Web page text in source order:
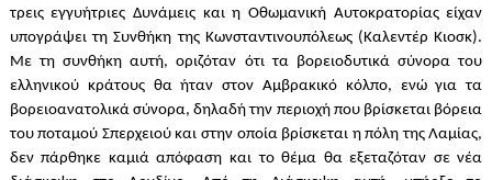
τρεις εγγυήτριες Δυνάμεις και η Οθωμανική Αυτοκρατορίας είχαν
υπογράψει τη Συνθήκη της Kωνσταντινουπόλεως (Καλεντέρ Κιοσκ).
Με τη συνθήκη αυτή, οριζόταν ότι τα βορειοδυτικά σύνορα του
ελληνικού κράτους θα ήταν στον Αμβρακικό κόλπο, ενώ για τα
βορειοανατολικά σύνορα, δηλαδή την περιοχή που βρίσκεται βόρεια
του ποταμού Σπερχειού και στην οποία βρίσκεται η πόλη της Λαμίας,
δεν πάρθηκε καμιά απόφαση και το θέμα θα εξεταζόταν σε νέα